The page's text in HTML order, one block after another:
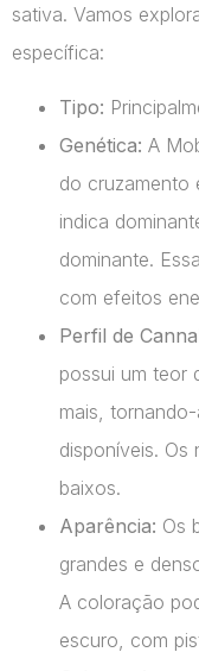
sativa. Vamos
específica:
Tipo:
Genética: A
do cruzamento
indica
dominante.
com efeitos
Perfil de
possui um teor
mais,
disponíveis. Os
baixos.
Aparência: Os
grandes e
A coloração
escuro, com